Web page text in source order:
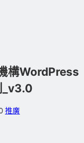
構WordPress
_v3.0
推廣